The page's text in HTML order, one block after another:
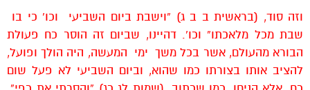
וזה סוד, (בראשית ב ב ג) “וישבת ביום השביעי וכו’ כי בו
שבת מכל מלאכתו” וכו’. דהיינו, שביום זה הוסר כח פעולת
הבורא מהעולם, אשר בכל משך ימי המעשה, היה הולך ופועל,
להציב אותו בצורתו כמו שהוא, וביום השביעי לא פעל שום